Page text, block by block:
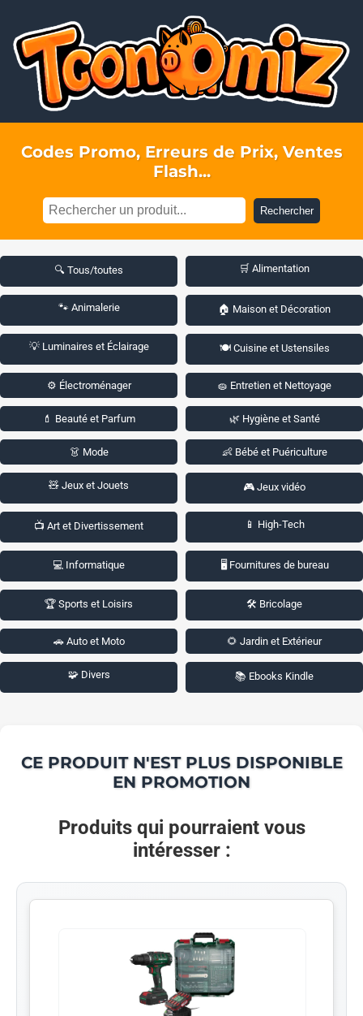
Codes Promo, Erreurs de Prix, Ventes
Flash...
Rechercher
🔍 Tous/toutes 🛒 Alimentation
🐾 Animalerie 🏠 Maison et Décoration
💡 Luminaires et Éclairage 🍽️ Cuisine et Ustensiles
⚙️ Électroménager 🧽 Entretien et Nettoyage
💄 Beauté et Parfum 🌿 Hygiène et Santé
👗 Mode 👶 Bébé et Puériculture
🧸 Jeux et Jouets 🎮 Jeux vidéo
📺 Art et Divertissement 📱 High-Tech
💻 Informatique 🖥️ Fournitures de bureau
🏆 Sports et Loisirs 🛠️ Bricolage
🚗 Auto et Moto 🌻 Jardin et Extérieur
🧩 Divers 📚 Ebooks Kindle
CE PRODUIT N'EST PLUS DISPONIBLE
EN PROMOTION
Produits qui pourraient vous
intéresser :